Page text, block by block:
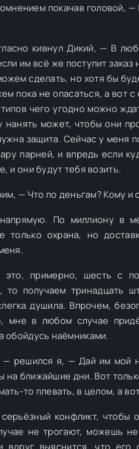
покачав головой, —
кивнул Дикий, — В
им всё же поступит
сделать, но хотя бы
пока не опасаться, а вот
чего угодно можно
может, чтобы они
защита. Сейчас у меня
парней, и впредь если
и они будут тебя возить.
— Что по деньгам? Кому и
По миллиону в
только охрана, но
примерно, шесть с
то получаем тринадцать
душила. Впрочем,
мне в любом случае
обойдусь наёмниками.
решился я, — Дай им мой
на ближайшие дни. Вот
то плевать, в целом, а
конфликт, чтобы
не трогают, можешь
вдруг выяснится, что